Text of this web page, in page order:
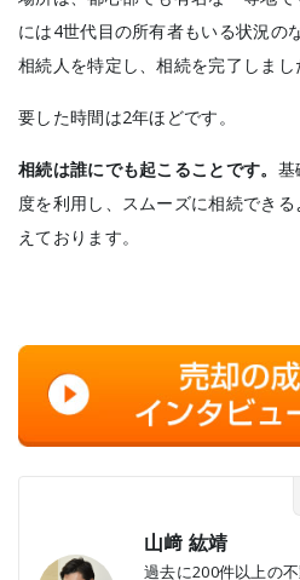
には4世代目の所有者もいる状況の
相続人を特定し、相続を完了しまし
要した時間は2年ほどです。
相続は誰にでも起こることです。 基
度を利用し、スムーズに相続でき
えております。
山﨑 紘靖
過去に200件以上の